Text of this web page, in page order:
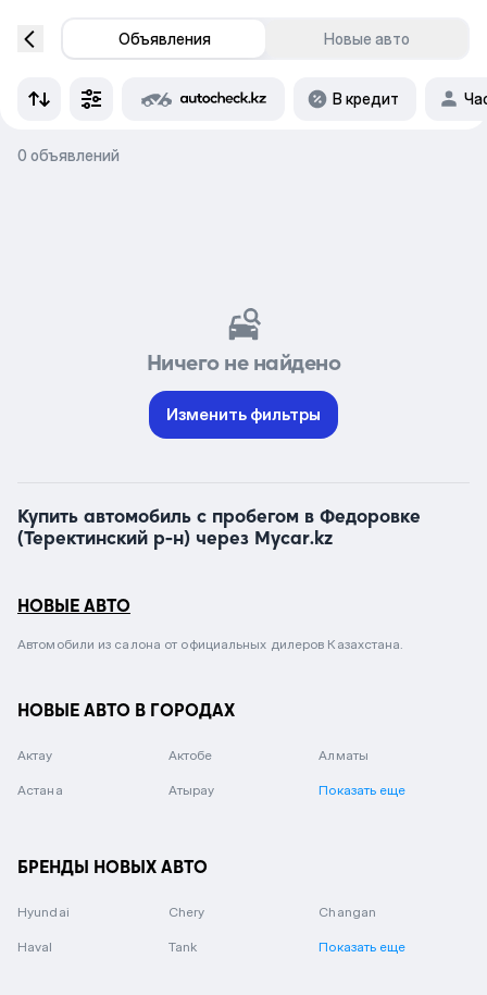
Объявления Новые авто
В кредит
0 объявлений
Ничего не найдено
Изменить фильтры
Купить автомобиль с пробегом в Федоровке
(Теректинский р-н) через Mycar.kz
НОВЫЕ АВТО
Автомобили из салона от официальных дилеров Казахстана.
НОВЫЕ АВТО В ГОРОДАХ
Актау Актобе Алматы
Астана Атырау Показать еще
БРЕНДЫ НОВЫХ АВТО
Hyundai Chery Changan
Haval Tank Показать еще